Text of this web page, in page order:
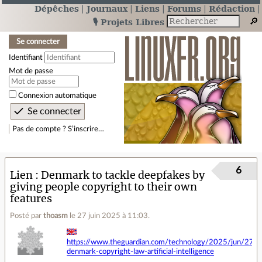
Dépêches Journaux Liens Forums
Rédaction
🎙️ Projets Libres
Se connecter
Identifiant
Mot de passe
Connexion automatique
Pas de compte ? S’inscrire…
Lien
Denmark to tackle deepfakes by
giving people copyright to their own
features
Posté par thoasm le 27 juin 2025 à 11:03.
6
https://www.theguardian.com/technology/2025/jun/27/
denmark-copyright-law-artificial-intelligence